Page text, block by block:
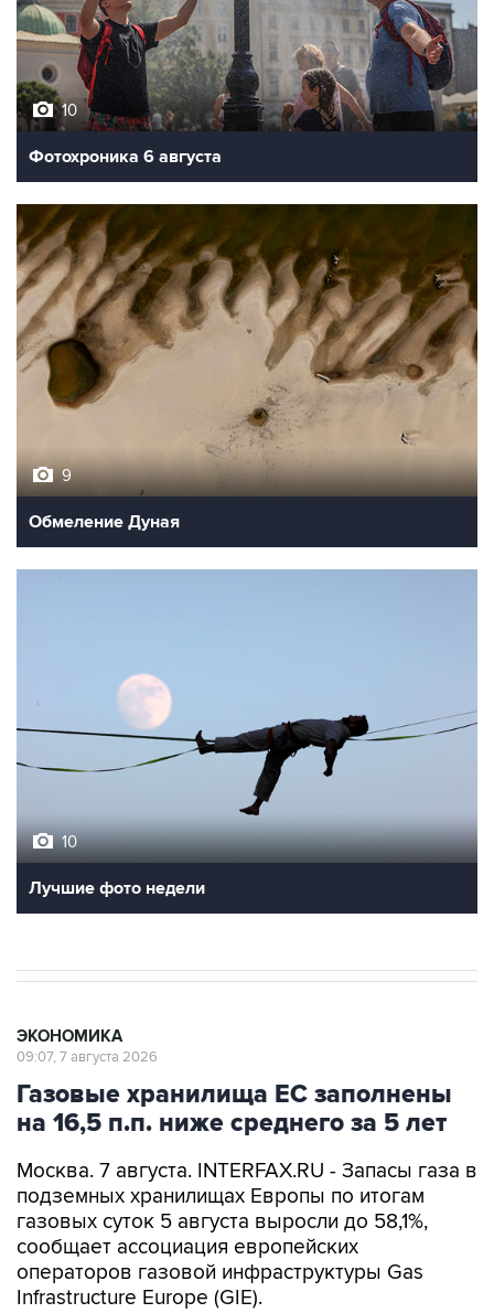
10
Фотохроника 6 августа
9
Обмеление Дуная
10
Лучшие фото недели
ЭКОНОМИКА
09:07, 7 августа 2026
Газовые хранилища ЕС заполнены
на 16,5 п.п. ниже среднего за 5 лет
Москва. 7 августа. INTERFAX.RU - Запасы газа в
подземных хранилищах Европы по итогам
газовых суток 5 августа выросли до 58,1%,
сообщает ассоциация европейских
операторов газовой инфраструктуры Gas
Infrastructure Europe (GIE).